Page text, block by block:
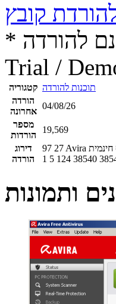
קובץ
* התכנים הינם בגירסאות חינם להורדה (Free game / software,
Trial /
קטגוריה תוכנות להורדה
הורדה
אחרונה
04/08/26
מספר
הורדות
19,569
דירוג
הורדה
97 27 Avira הינה תוכנת אנטי וירוס חינמית, Avira מצטיינת בהגנה ואיתור מפני וירוסים וקבצים מזיקים. תוכנת אנטי וירוס אווירה קלה לשימוש, בעלת
38540
124
5
1
ותמונות